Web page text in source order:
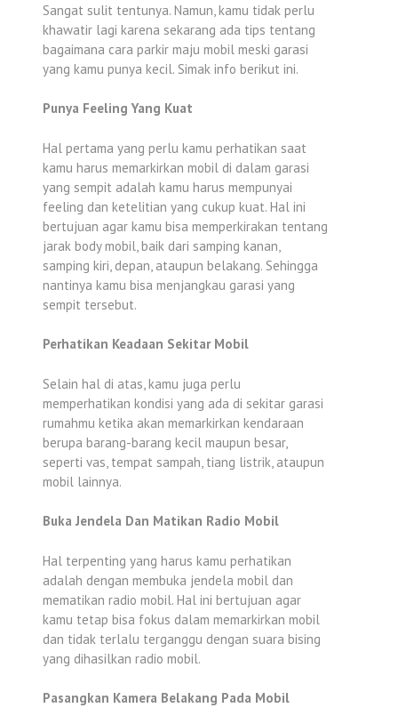
Sangat sulit tentunya. Namun, kamu tidak perlu
khawatir lagi karena sekarang ada tips tentang
bagaimana cara parkir maju mobil meski garasi
yang kamu punya kecil. Simak info berikut ini.
Punya Feeling Yang Kuat
Hal pertama yang perlu kamu perhatikan saat
kamu harus memarkirkan mobil di dalam garasi
yang sempit adalah kamu harus mempunyai
feeling dan ketelitian yang cukup kuat. Hal ini
bertujuan agar kamu bisa memperkirakan tentang
jarak body mobil, baik dari samping kanan,
samping kiri, depan, ataupun belakang. Sehingga
nantinya kamu bisa menjangkau garasi yang
sempit tersebut.
Perhatikan Keadaan Sekitar Mobil
Selain hal di atas, kamu juga perlu
memperhatikan kondisi yang ada di sekitar garasi
rumahmu ketika akan memarkirkan kendaraan
berupa barang-barang kecil maupun besar,
seperti vas, tempat sampah, tiang listrik, ataupun
mobil lainnya.
Buka Jendela Dan Matikan Radio Mobil
Hal terpenting yang harus kamu perhatikan
adalah dengan membuka jendela mobil dan
mematikan radio mobil. Hal ini bertujuan agar
kamu tetap bisa fokus dalam memarkirkan mobil
dan tidak terlalu terganggu dengan suara bising
yang dihasilkan radio mobil.
Pasangkan Kamera Belakang Pada Mobil